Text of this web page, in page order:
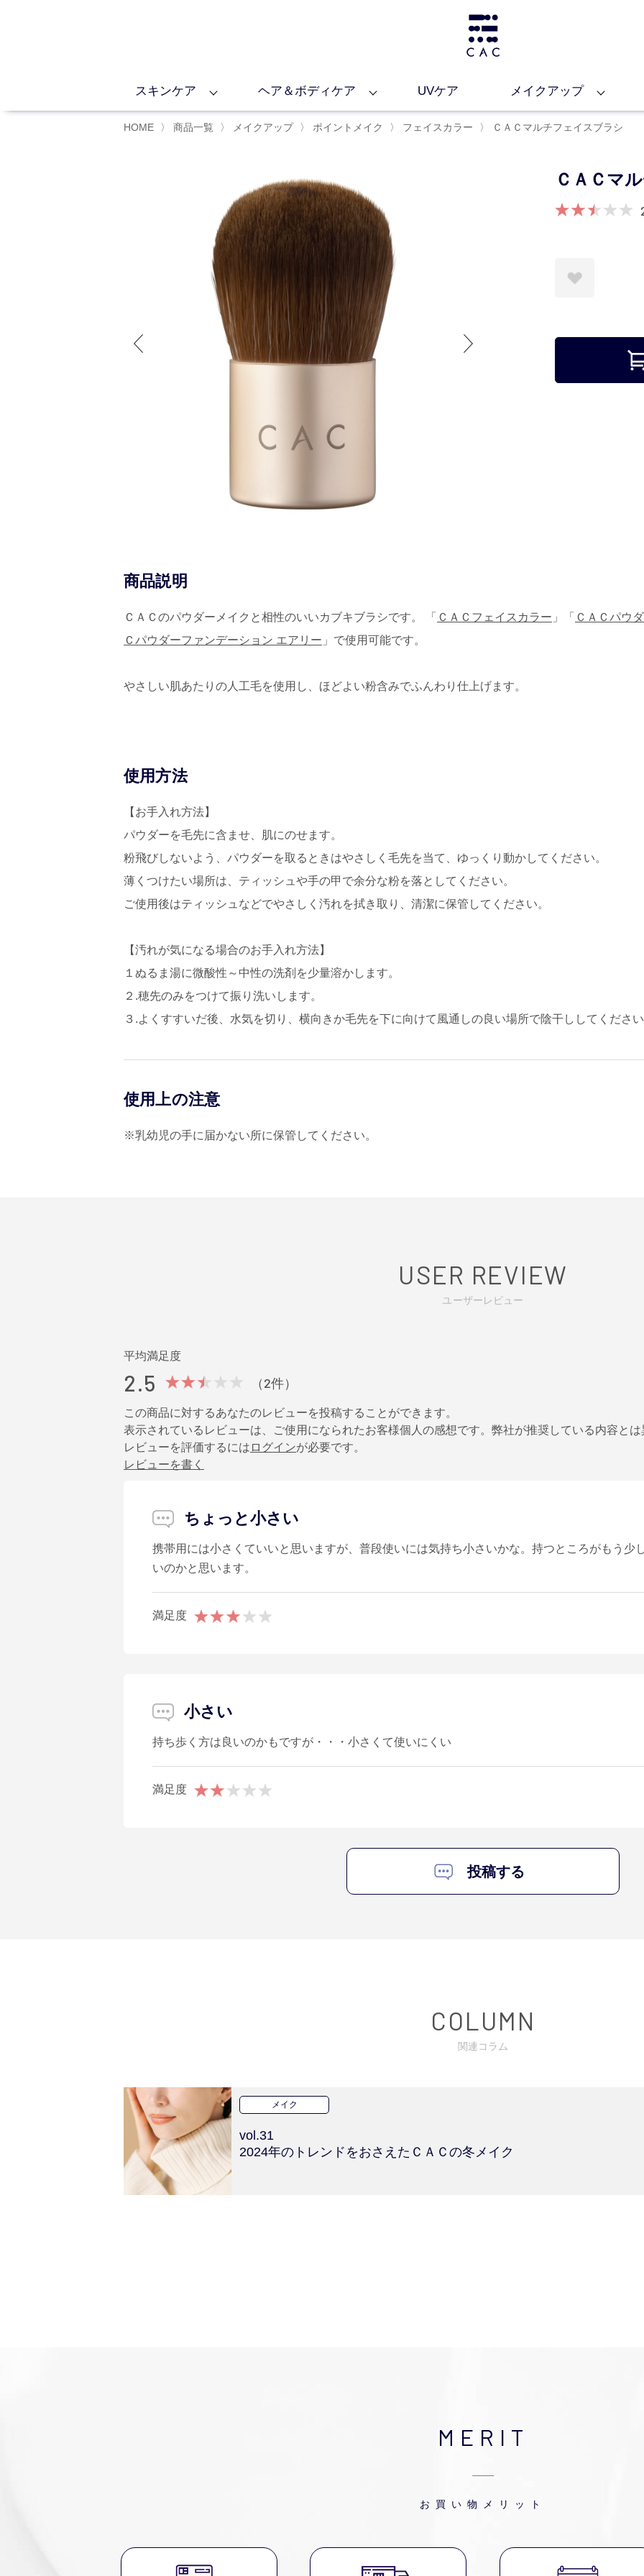
スキンケア ヘア＆ボディケア UVケア メイクアップ
HOME 〉 商品一覧 〉 メイクアップ 〉 ポイントメイク 〉 フェイスカラー 〉 ＣＡＣマルチフェイスブラシ
ＣＡＣマ
商品説明
ＣＡＣのパウダーメイクと相性のいいカブキブラシです。 「 ＣＡＣフェイスカラー 」「 ＣＡＣパウ
Ｃパウダーファンデーション エアリー 」で使用可能です。
やさしい肌あたりの人工毛を使用し、ほどよい粉含みでふんわり仕上げます。
使用方法
【お手入れ方法】
パウダーを毛先に含ませ、肌にのせます。
粉飛びしないよう、パウダーを取るときはやさしく毛先を当て、ゆっくり動かしてください。
薄くつけたい場所は、ティッシュや手の甲で余分な粉を落としてください。
ご使用後はティッシュなどでやさしく汚れを拭き取り、清潔に保管してください。
【汚れが気になる場合のお手入れ方法】
１ぬるま湯に微酸性～中性の洗剤を少量溶かします。
２.穂先のみをつけて振り洗いします。
３.よくすすいだ後、水気を切り、横向きか毛先を下に向けて風通しの良い場所で陰干ししてくださ
使用上の注意
※乳幼児の手に届かない所に保管してください。
USER REVIEW
ユーザーレビュー
平均満足度
2.5 （2件）
この商品に対するあなたのレビューを投稿することができます。
表示されているレビューは、ご使用になられたお客様個人の感想です。弊社が推奨している内容と
レビューを評価するには ログインが必要です。
レビューを書く
ちょっと小さい
携帯用には小さくていいと思いますが、普段使いには気持ち小さいかな。持つところがもう少
いのかと思います。
満足度
小さい
持ち歩く方は良いのかもですが・・・小さくて使いにくい
満足度
投稿する
COLUMN
関連コラム
メイク
vol.31
2024年のトレンドをおさえたＣＡＣの冬メイク
MERIT
お買い物メリット